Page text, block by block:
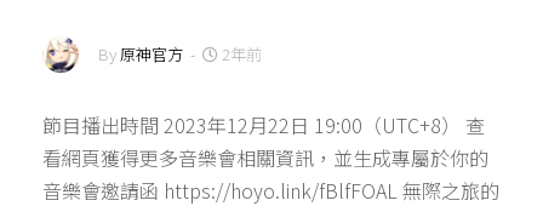
By 原神官方 - 2年前
節目播出時間 2023年12月22日 19:00（UTC+8） 查
看網頁獲得更多音樂會相關資訊，並生成專屬於你的
音樂會邀請函 https://hoyo.link/fBlfFOAL 無際之旅的